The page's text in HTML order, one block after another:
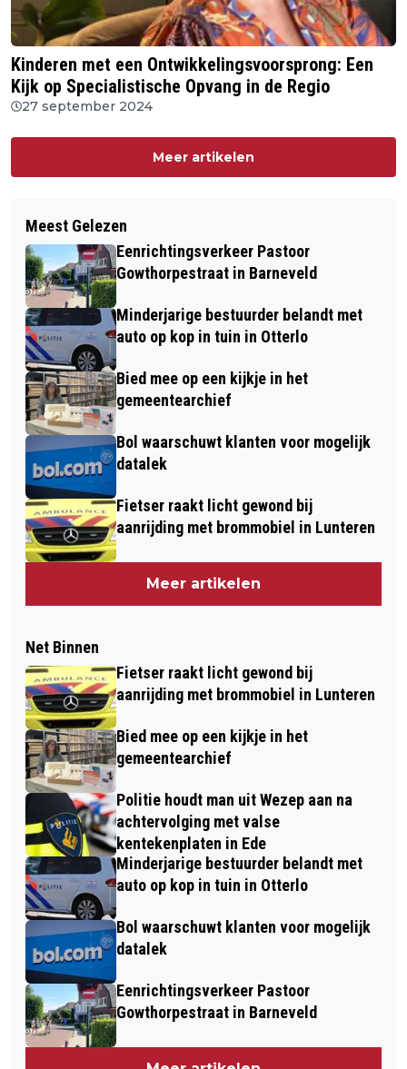
Kinderen met een Ontwikkelingsvoorsprong: Een
Kijk op Specialistische Opvang in de Regio
27 september 2024
Meer artikelen
Meest Gelezen
Eenrichtingsverkeer Pastoor
Gowthorpestraat in Barneveld
Minderjarige bestuurder belandt met
auto op kop in tuin in Otterlo
Bied mee op een kijkje in het
gemeentearchief
Bol waarschuwt klanten voor mogelijk
datalek
Fietser raakt licht gewond bij
aanrijding met brommobiel in Lunteren
Meer artikelen
Net Binnen
Fietser raakt licht gewond bij
aanrijding met brommobiel in Lunteren
Bied mee op een kijkje in het
gemeentearchief
Politie houdt man uit Wezep aan na
achtervolging met valse
kentekenplaten in Ede
Minderjarige bestuurder belandt met
auto op kop in tuin in Otterlo
Bol waarschuwt klanten voor mogelijk
datalek
Eenrichtingsverkeer Pastoor
Gowthorpestraat in Barneveld